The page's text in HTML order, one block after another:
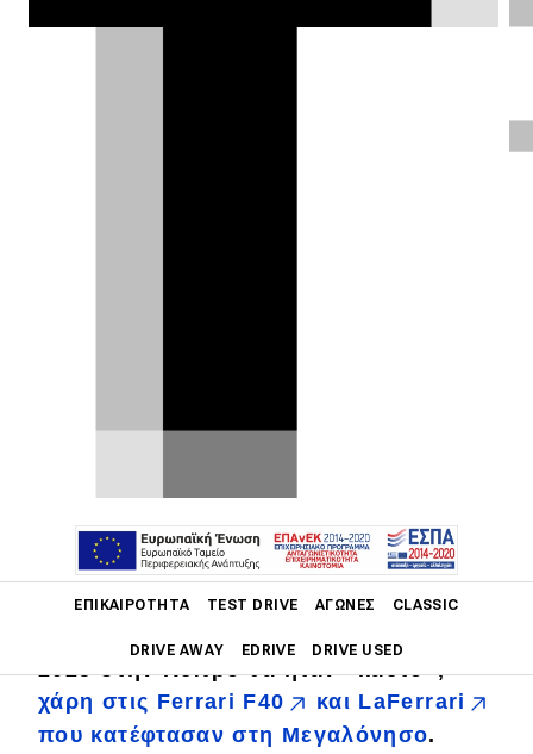
ΕΠΙΚΑΙΡΌΤΗΤΑ TEST DRIVE ΑΓΏΝΕΣ CLASSIC
DRIVE AWAY EDRIVE DRIVE USED
Main navigation
Επικαιρότητα
θερμοκρασίες του καλοκαιριού.
Σε είχαμε προειδοποιήσει από τον
2025 στην Κύπρο θα ήταν «καυτό»,
χάρη στις Ferrari F40 και LaFerrari
που κατέφτασαν στη Μεγαλόνησο.